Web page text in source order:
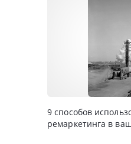
9 способов
ремаркетинга в